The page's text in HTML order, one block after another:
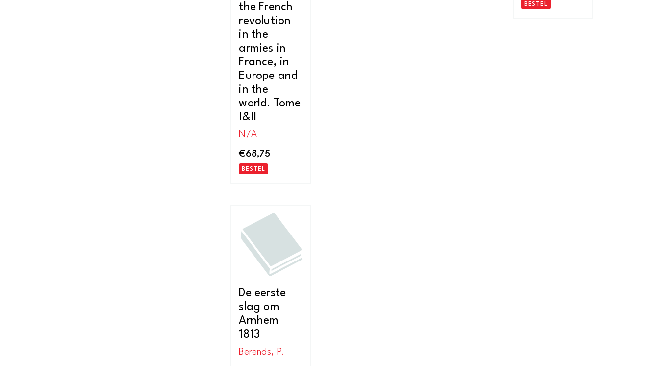
the French
revolution
in the
armies in
France, in
Europe and
in the
world. Tome
I&II
N/A
€68,75
BESTEL
BESTEL
De eerste
slag om
Arnhem
1813
Berends, P.